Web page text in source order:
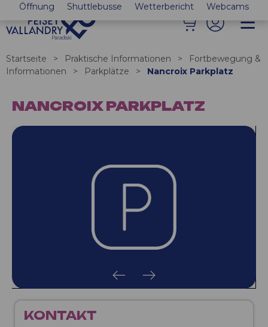
Öffnung Shuttlebusse Wetterbericht Webcams
Startseite > Praktische Informationen >
Fortbewegung &
Informationen
> Parkplätze > Nancroix Parkplatz
NANCROIX PARKPLATZ
KONTAKT